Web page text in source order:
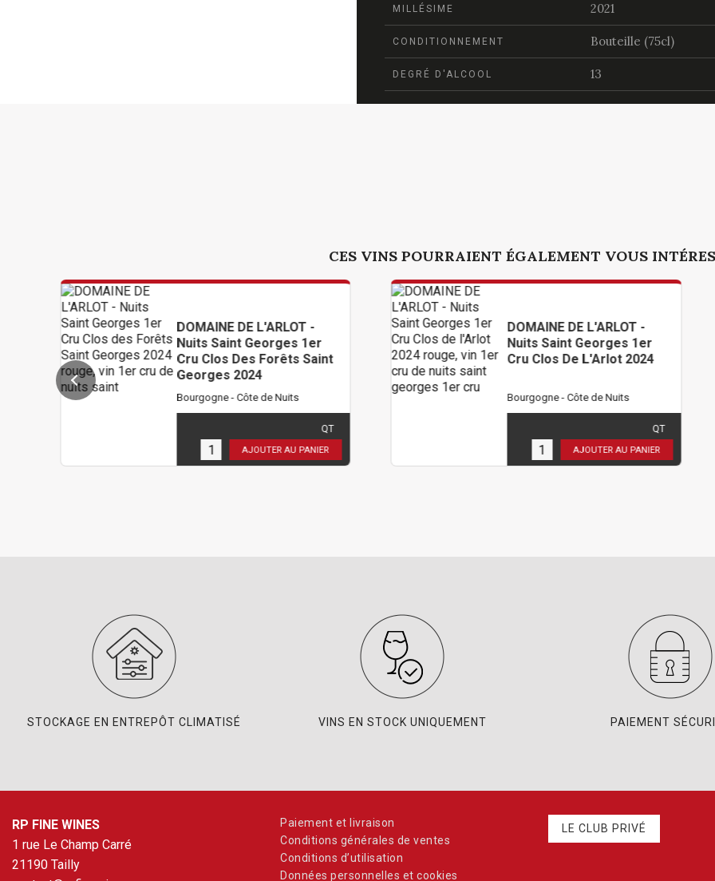
MILLÉSIME 2021
CONDITIONNEMENT Bouteille (75cl)
DEGRÉ D'ALCOOL 13
CES VINS POURRAIENT ÉGALEMENT VOUS
DOMAINE DE L'ARLOT -
Nuits Saint Georges 1er
Cru Clos Des Forêts Saint
Georges 2024
Bourgogne - Côte de Nuits
AJOUTER AU PANIER
DOMAINE DE L'ARLOT -
Nuits Saint Georges 1er
Cru Clos De L'Arlot 2024
Bourgogne - Côte de Nuits
AJOUTER AU PANIER
STOCKAGE EN ENTREPÔT CLIMATISÉ VINS EN STOCK UNIQUEMENT PAIEMENT
RP FINE WINES
1 rue Le Champ Carré
21190 Tailly
Paiement et livraison
Conditions générales de ventes
Conditions d’utilisation
Données personnelles et cookies
LE CLUB PRIVÉ